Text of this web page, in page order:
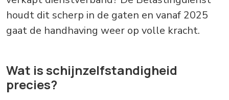
houdt dit scherp in de gaten en vanaf 2025
gaat de handhaving weer op volle kracht.
Wat is schijnzelfstandigheid
precies?